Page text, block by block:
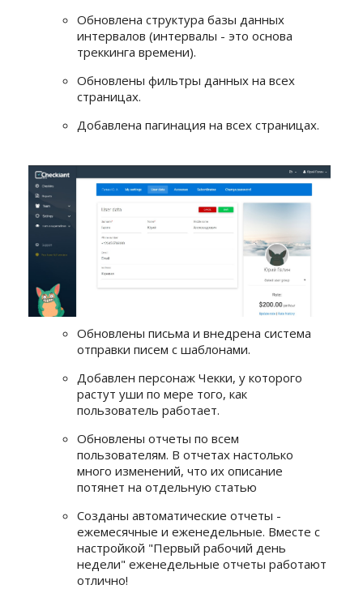
Обновлена структура базы данных
интервалов (интервалы - это основа
треккинга времени).
Обновлены фильтры данных на всех
страницах.
Добавлена пагинация на всех страницах.
Обновлены письма и внедрена система
отправки писем с шаблонами.
Добавлен персонаж Чекки, у которого
растут уши по мере того, как
пользователь работает.
Обновлены отчеты по всем
пользователям. В отчетах настолько
много изменений, что их описание
потянет на отдельную статью
Созданы автоматические отчеты -
ежемесячные и еженедельные. Вместе с
настройкой "Первый рабочий день
недели" еженедельные отчеты работают
отлично!